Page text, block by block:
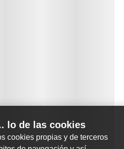
lo de las cookies
cookies propias y de terceros